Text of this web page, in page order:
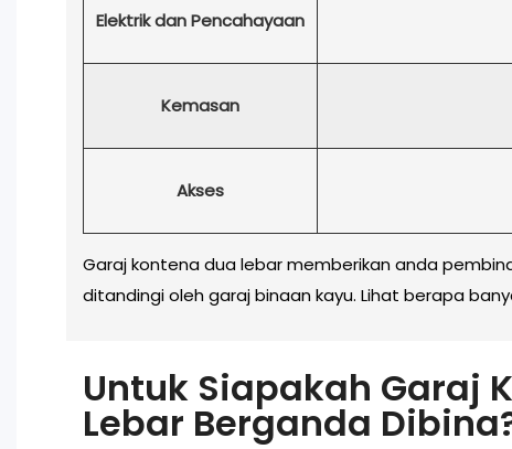
Elektrik dan Pencahayaan
Kemasan
Akses
Garaj kontena dua lebar memberikan anda
ditandingi oleh garaj binaan kayu. Lihat berapa
Untuk Siapakah Garaj
Lebar Berganda